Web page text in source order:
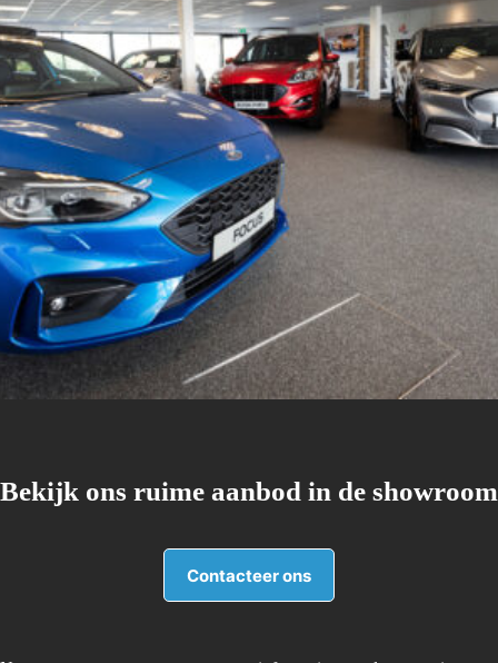
Bekijk ons ruime aanbod in de showroom
Contacteer ons